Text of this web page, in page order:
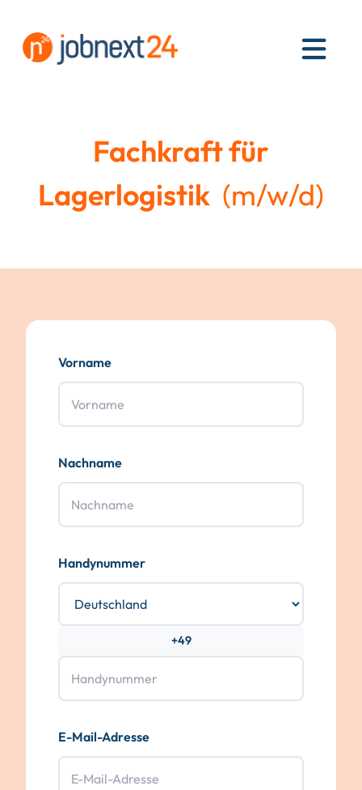
Fachkraft für
Lagerlogistik (m/w/d)
Vorname
Nachname
Handynummer
+49
E-Mail-Adresse